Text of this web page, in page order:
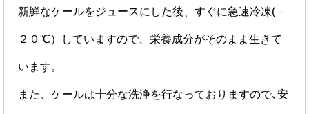
新鮮なケールをジュースにした後、すぐに急速冷凍(－
２０℃）していますので、栄養成分がそのまま生きて
います。
また、ケールは十分な洗浄を行なっておりますので､安